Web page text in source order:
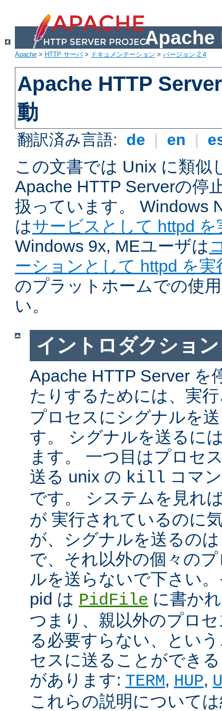
Apache
Apache > HTTP サーバ> ドキュメンテーション > バージョン 2.4
Apache HTTP
動
翻訳済み言語: de | en |
この文書では Unix に類似
Apache HTTP Serverの停
扱っています。 Windows
はサービスとして httpd を
Windows 9x, MEユーザは
ーションとして httpd を実
のプラットホームでの使
い。
イントロダクション
Apache HTTP Server を
たりするためには、実
プロセスにシグナルを
す。 シグナルを送るに
ます。 一つ目はプロセ
送る unix の kill コマ
です。 システムを見れ
が 実行されているのに
が、シグナルを送るの
で、それ以外の個々の
ルを送らないで下さい
pid は PidFile に書か
つまり、親以外のプロ
る必要すらない、とい
セスに送ることができ
があります: TERM, HUP,
これらの説明について